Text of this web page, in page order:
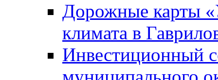
Дорожные карты
климата в
Инвестиционный